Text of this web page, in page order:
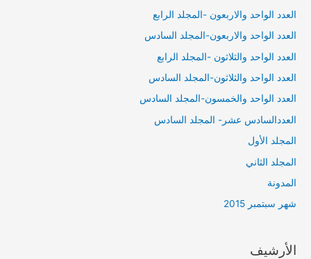
العدد الواحد والاربعون -المجلد الرابع
العدد الواحد والاربعون-المجلد السادس
العدد الواحد والثلاثون -المجلد الرابع
العدد الواحد والثلاثون-المجلد السادس
العدد الواحد والخمسون-المجلد السادس
العددالسادس عشر- المجلد السادس
المجلد الأول
المجلد الثاني
المدونة
شهر سبتمبر 2015
الأرشيف